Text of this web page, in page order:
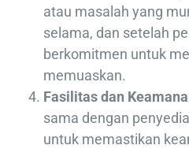
atau masalah yang
selama, dan setelah
berkomitmen untuk
memuaskan.
Fasilitas dan
sama dengan
untuk memastikan